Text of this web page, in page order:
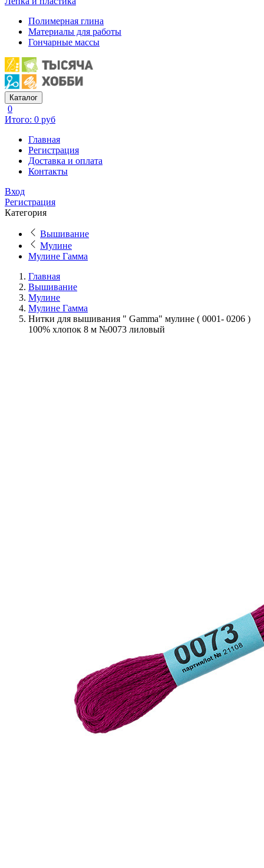
Полимерная глина
Материалы для работы
Гончарные массы
Каталог
0
Итого: 0 руб
Главная
Регистрация
Доставка и оплата
Контакты
Вход
Регистрация
Категория
Вышивание
Мулине
Мулине Гамма
Главная
Вышивание
Мулине
Мулине Гамма
Нитки для вышивания " Gamma" мулине ( 0001- 0206 )
100% хлопок 8 м №0073 лиловый